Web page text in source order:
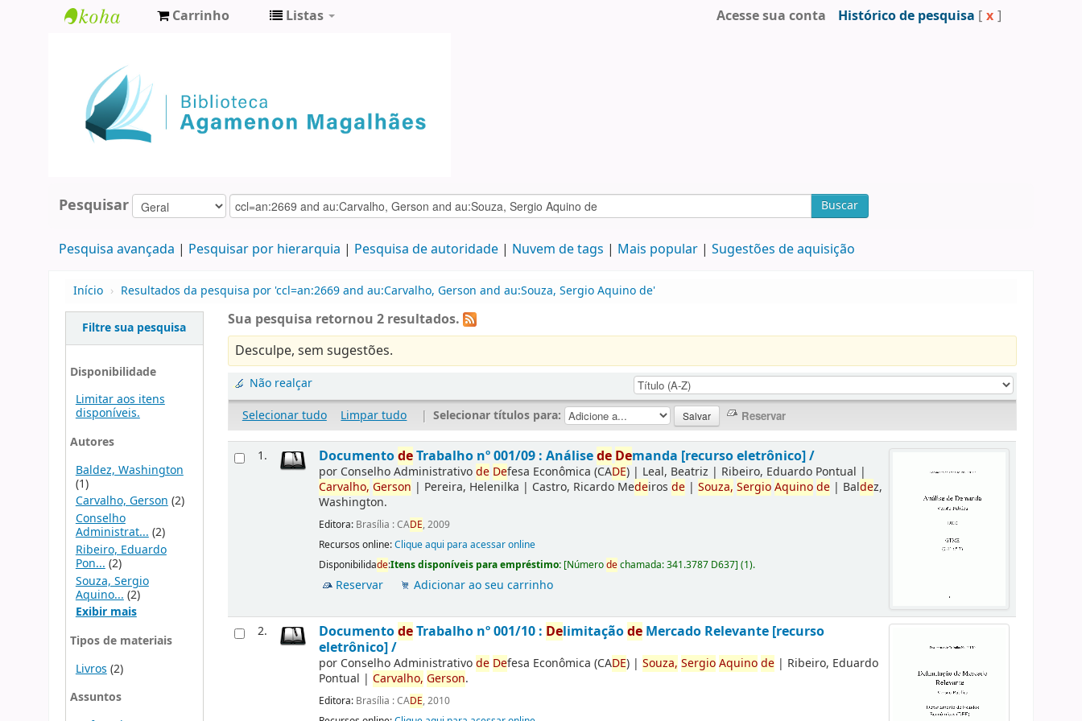
Agamenon
Magalhães
Carrinho Listas Acesse sua conta Histórico de pesquisa [ x ]
Pesquisar Buscar
Pesquisa avançada Pesquisar por hierarquia Pesquisa de autoridade Nuvem de tags Mais popular Sugestões de aquisição
Início › Resultados da pesquisa por 'ccl=an:2669 and au:Carvalho, Gerson and au:Souza, Sergio Aquino de'
Filtre sua pesquisa
Disponibilidade
Limitar aos itens
disponíveis.
Autores
Baldez, Washington
(1)
Carvalho, Gerson(2)
Conselho
Administrat... (2)
Ribeiro, Eduardo
Pon... (2)
Souza, Sergio
Aquino... (2)
Exibir mais
Tipos de materiais
Livros (2)
Assuntos
Sua pesquisa retornou 2 resultados.
Desculpe, sem sugestões.
Não realçar
Selecionar tudo
Limpar tudo | Selecionar títulos para:
1. DocumentodeTrabalho nº 001/09 : Análisede Demanda [recurso eletrônico] /
por Conselho Administrativode Defesa Econômica (CADE) | Leal, Beatriz | Ribeiro, Eduardo Pontual |
Carvalho, Gerson | Pereira, Helenilka | Castro, Ricardo Medeirosde |Souza, SergioAquinode | Baldez,
Washington.
Editora: Brasília : CADE, 2009
Recursos online:Clique aqui para acessar online
Disponibilidade:Itens disponíveis para empréstimo: [Númerodechamada:341.3787 D637](1).
Reservar Adicionar ao seu carrinho
2. DocumentodeTrabalho nº 001/10 : Delimitaçãode Mercado Relevante [recurso
eletrônico] /
por Conselho Administrativode Defesa Econômica (CADE) |Souza, SergioAquinode | Ribeiro, Eduardo
Pontual |Carvalho, Gerson.
Editora: Brasília : CADE, 2010